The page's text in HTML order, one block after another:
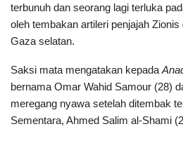
terbunuh dan seorang lagi terluka
oleh tembakan artileri penjajah
Gaza selatan.
Saksi mata mengatakan kepada
bernama Omar Wahid Samour (28)
meregang nyawa setelah ditembak
Sementara, Ahmed Salim al-Shami